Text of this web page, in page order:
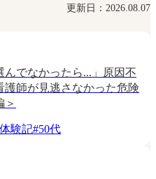
更新日：2026.08.07
んでなかったら...」原因不
護師が見逃さなかった危険
＞
験記#50代